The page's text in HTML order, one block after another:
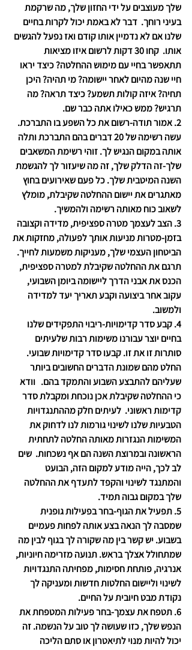
שלך מעוצבים על ידי החזון שלך, מה שרקמת
בעיני רוחך.  דבר לא באמת יכול לקרות בחיים
שלנו אם לא נדמיין אותו קודם ואז נפעל להגשים
אותו.  קחו 30 דקות לרשום איזו מציאות
תתאפשר בחיי עם מימוש ההחלטה? כיצד יראו
חיי שנה מהיום לאחר יישומה? מי תהיה? היכן
תחיה? איזה קולות תשמע? כיצד תראה? מה
תרגיש? ממש כאילו אתה כבר שם.
2. אמור תודה
-רשום את כל השפע בו התברכת.
עשה רשימה של 20 דברים בהם התברכת ותלה
אותה במקום הנגיש לך. זוהי רשימת המשאבים
שלך-זה הדלק שלך, זה מה שיעזור לך להגשמת
השנה המיטבית שלך. כל פעם שאירועים בחוץ
מאתגרים את יישום ההחלטה שקיבלת, מומלץ
לשאוב כוח מאותה רשימה ולהמשיך.
3. הצב לעצמך מטרה ספציפית, מדידה וקצובה
בזמן-מטרות מניעות אותך לפעולה, מחזקות את
הביטחון העצמי שלך, מעניקות משמעות לחייך.
תרגם את ההחלטה שקיבלת למטרה ספציפית,
הכנס את אבני הדרך ליישומה ביומן השבועי,
עקוב אחר ביצועה וקבע תאריך יעד למדידה
ולמשוב.
4. קבע סדר קדימויות
-ריבוי התפקידים שלנו
בחיים יוצר עבורנו משימות רבות שלעיתים
סותרות זו את זו. קבעו סדר קדימויות שבועי.
החלט מהם שמונת הדברים החשובים ביותר
שעליהם להתבצע השבוע והתמקד בהם.   וודא
כי ההחלטה שקיבלת אכן נוכחת ומקבלת סדר
קדימות ראשוני.  לעיתים חלק מההתנגדויות
הטבעיות שלנו לשינוי גורמות לנו לדחוק את
המשימות הנגזרות מאותה החלטה לתחתית
הראשונה ובמרוצת השנה הם אף נשכחות.  שים
לב לכך, הייה מודע למקום הזה, הבועט
והמתנגד לשינוי והקפד לתעדף את ההחלטה
שלך במקום גבוה תמיד.
5. תפעיל את הגוף
-בחר בפעילות גופנית
שמסבה לך הנאה בצע אותה לפחות פעמיים
בשבוע. יש קשר בין מה שקורה לך בגוף לבין מה
שמתחולל אצלך בראש. תנועה מזרימה חיוניות,
אנרגיה, פותחת חסימות, מפחיתה התנגדויות
לשינוי וליישום החלטות חדשות ומעניקה לך
נקודת מבט חיובית על החיים.
6. תטפח את עצמך
-בחר פעילות המטפחת את
הנפש שלך, כזו שעושה לך טוב על הנשמה. זה
יכול להיות מנוי לתיאטרון או סתם הליכה